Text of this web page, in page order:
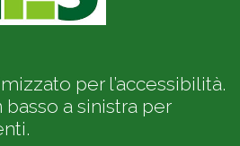
per l’accessibilità.
basso a sinistra per